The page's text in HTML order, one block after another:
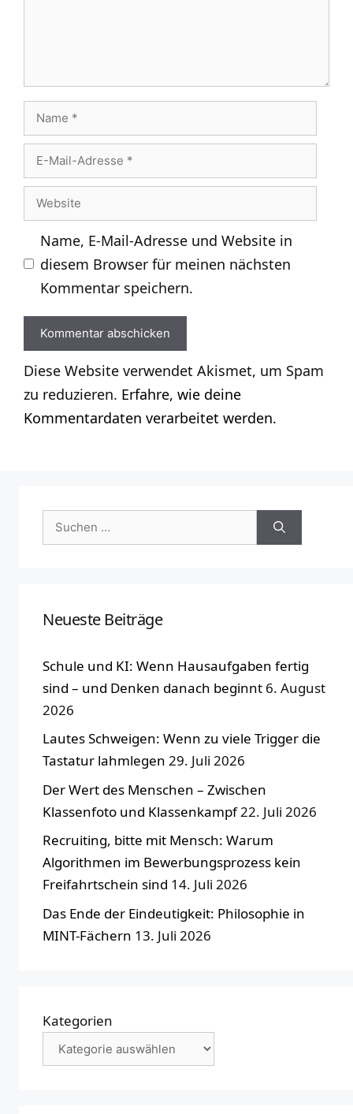
Name
Mail-
Adresse
Website
Name, E-Mail-Adresse und Website in
diesem Browser für meinen nächsten
Kommentar speichern.
Diese Website verwendet Akismet, um Spam
zu reduzieren. Erfahre, wie deine
Kommentardaten verarbeitet werden.
Suchen
nach:
Neueste Beiträge
Schule und KI: Wenn Hausaufgaben fertig
sind – und Denken danach beginnt 6. August
2026
Lautes Schweigen: Wenn zu viele Trigger die
Tastatur lahmlegen 29. Juli 2026
Der Wert des Menschen – Zwischen
Klassenfoto und Klassenkampf22. Juli 2026
Recruiting, bitte mit Mensch: Warum
Algorithmen im Bewerbungsprozess kein
Freifahrtschein sind 14. Juli 2026
Das Ende der Eindeutigkeit: Philosophie in
MINT-Fächern 13. Juli 2026
Kategorien